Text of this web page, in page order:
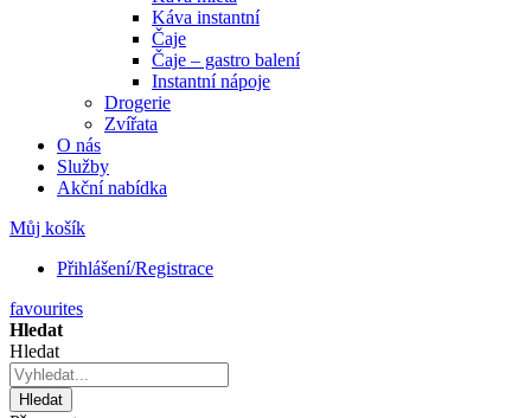
Káva instantní
Čaje
Čaje – gastro balení
Instantní nápoje
Drogerie
Zvířata
O nás
Služby
Akční nabídka
Můj košík
Přihlášení/Registrace
favourites
Hledat
Hledat
Hledat